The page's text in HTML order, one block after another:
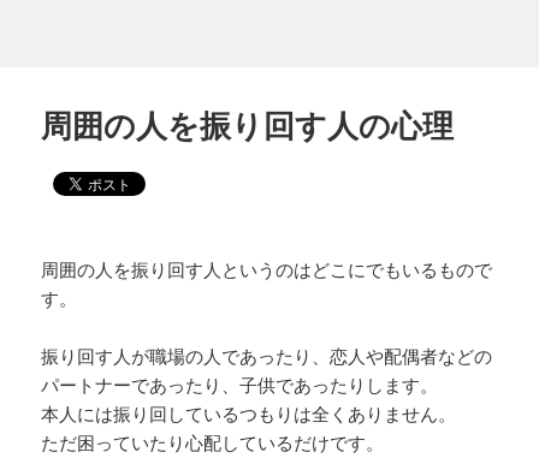
周囲の人を振り回す人の心理
周囲の人を振り回す人というのはどこにでもいるもので
す。
振り回す人が職場の人であったり、恋人や配偶者などの
パートナーであったり、子供であったりします。
本人には振り回しているつもりは全くありません。
ただ困っていたり心配しているだけです。